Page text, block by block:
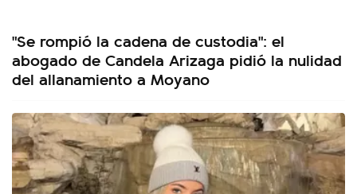
"Se rompió la cadena de custodia": el
abogado de Candela Arizaga pidió la nulidad
del allanamiento a Moyano